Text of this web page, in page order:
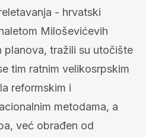
- hrvatski
Miloševićevih
planova, tražili su utočište
tim ratnim velikosrpskim
reformskim i
metodama, a
već obrađen od